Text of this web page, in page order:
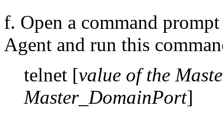
f. Open a command
Agent and run this
telnet [value of the
Master_DomainPort]